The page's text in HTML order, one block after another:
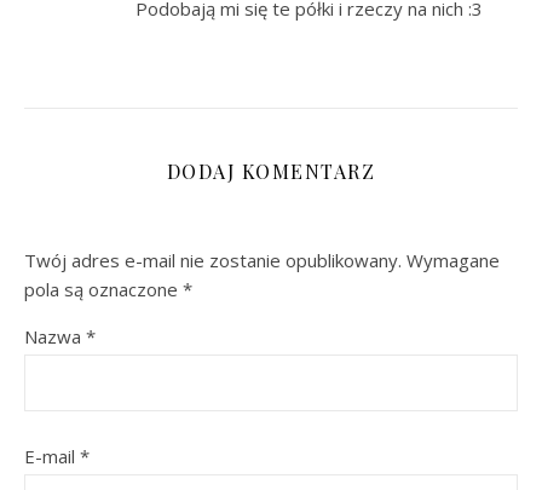
Podobają mi się te półki i rzeczy na nich :3
DODAJ KOMENTARZ
Twój adres e-mail nie zostanie opublikowany. Wymagane
pola są oznaczone *
Nazwa *
E-mail *